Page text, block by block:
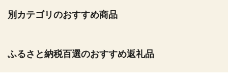
別カテゴリのおすすめ商品
ふるさと納税百選のおすすめ返礼品